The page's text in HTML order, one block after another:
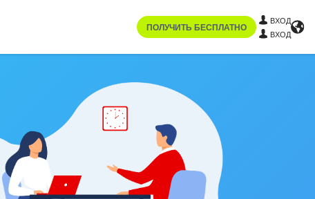
ПОЛУЧИТЬ БЕСПЛАТНО
ВХОД
ВХОД